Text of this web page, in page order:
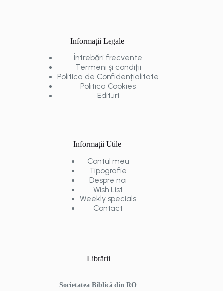
Informații Legale
Întrebări frecvente
Termeni și condiții
Politica de Confidențialitate
Politica Cookies
Edituri
Informații Utile
Contul meu
Tipografie
Despre noi
Wish List
Weekly specials
Contact
Librării
Societatea Biblică din RO